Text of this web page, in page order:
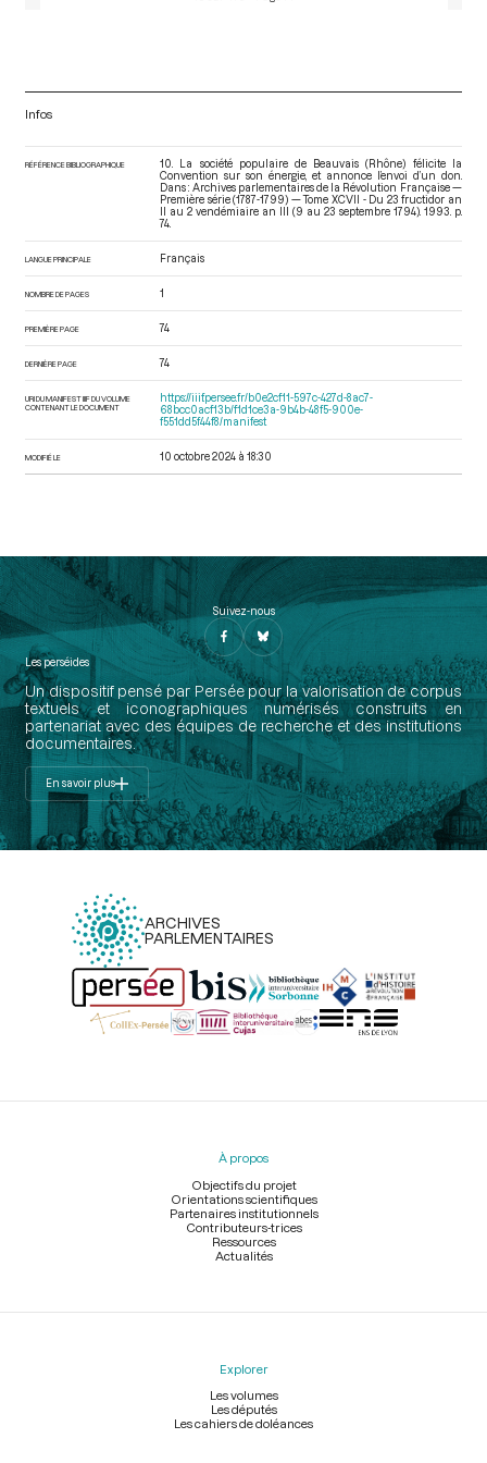
Infos
RÉFÉRENCE BIBLIOGRAPHIQUE
10. La société populaire de Beauvais (Rhône) félicite la
Convention sur son énergie, et annonce l’envoi d’un don.
Dans : Archives parlementaires de la Révolution Française —
Première série (1787-1799) — Tome XCVII - Du 23 fructidor an
II au 2 vendémiaire an III (9 au 23 septembre 1794). 1993. p.
74.
LANGUE PRINCIPALE Français
NOMBRE DE PAGES 1
PREMIÈRE PAGE 74
DERNIÈRE PAGE 74
URI DU MANIFEST IIIF DU VOLUME
CONTENANT LE DOCUMENT
https://iiif.persee.fr/b0e2cf11-597c-427d-8ac7-
68bcc0acf13b/f1d1ce3a-9b4b-48f5-900e-
f551dd5f44f8/manifest
MODIFIÉ LE 10 octobre 2024 à 18:30
Suivez-nous
Les perséides
Un dispositif pensé par Persée pour la valorisation de corpus
textuels et iconographiques numérisés construits en
partenariat avec des équipes de recherche et des institutions
documentaires.
En savoir plus
ARCHIVES
PARLEMENTAIRES
Menu
À propos
Objectifs du projet
Orientations scientifiques
Partenaires institutionnels
Contributeurs-trices
Ressources
Actualités
Explorer
Les volumes
Les députés
Les cahiers de doléances